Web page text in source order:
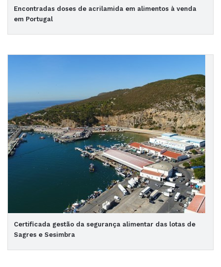
Encontradas doses de acrilamida em alimentos à venda
em Portugal
Certificada gestão da segurança alimentar das lotas de
Sagres e Sesimbra